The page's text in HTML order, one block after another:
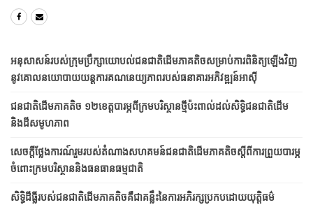
អនុសាសន៍របស់ក្រុមប្រឹក្សាយោបល់ជនជាតិដើមភាគតិចសម្រាប់ការពិនិត្យឡើងវិញ
នូវគោលនយោបាយយន្តការគណនេយ្យភាពរបស់ធនាគារអភិវឌ្ឍន៍អាស៊ី
ជនជាតិ​ដើម​ភាគតិច ១២​ខេត្ត​​បារម្ភ​ពី​ក្រម​បរិស្ថាន​ថ្មី​ប៉ះពាល់​ដល់​សិទ្ធិ​ជនជាតិ​ដើម
និង​ដី​សមូហភាព
សេចក្តីថ្លែងការណ៍រួមរបស់តំណាងសហគមន៍ជនជាតិដើមភាគតិចស្តីពីការព្រួយបារម្ភ
ចំពោះក្រមបរិស្ថាននិងធនធានធម្មជាតិ
សិទ្ធិដីធ្លីរបស់ជនជាតិដើមភាគតិចគឺជាគន្លឹះនៃការអភិរក្សប្រកប​ដោយ​​យុត្តិធម៌